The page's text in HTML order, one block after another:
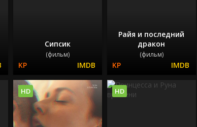
Сипсик
(фильм)
Райя и последний
дракон
(фильм)
HD HD